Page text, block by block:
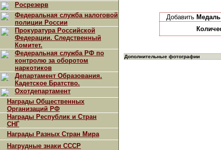
Росрезерв
Федеральная служба налоговой
полиции России
Прокуратура Российской
Федерации. Следственный
Комитет.
Федеральная служба РФ по
контролю за оборотом
наркотиков
Департамент Образования.
Кадетское Братство.
Охотдепартамент
Награды Общественных
Организаций РФ
Награды Республик и Стран
СНГ
Награды Разных Стран Мира
Нагрудные знаки СССР
Добавить
Дополнительные фотографии